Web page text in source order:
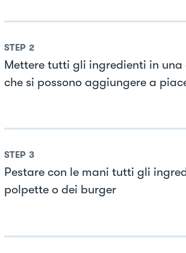
STEP 2
Mettere tutti gli ingredienti in
che si possono aggiungere a
STEP 3
Pestare con le mani tutti gli
polpette o dei burger